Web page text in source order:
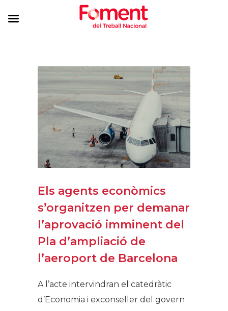
Els agents econòmics
s’organitzen per demanar
l’aprovació imminent del
Pla d’ampliació de
l’aeroport de Barcelona
A l’acte intervindran el catedràtic
d’Economia i exconseller del govern